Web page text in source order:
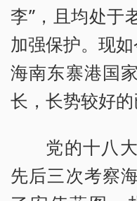
李”，且均处于
加强保护。现
海南东寨港国
长，长势较好的
党的十八
先后三次考察